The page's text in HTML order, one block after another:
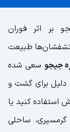
بر اثر فوران
طبیعت
جیجو سعی شده
برای گشت و
استفاده کنید یا
ساحلی